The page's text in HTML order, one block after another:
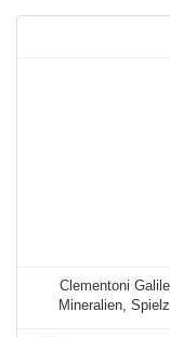
Clementoni
Mineralien,